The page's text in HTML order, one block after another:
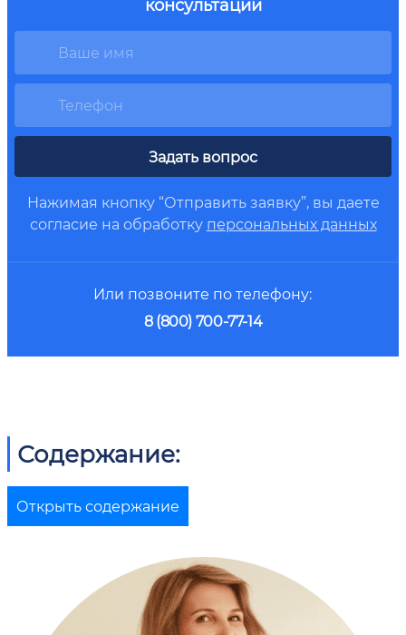
консультации
Задать вопрос
Нажимая кнопку “Отправить заявку”, вы даете
согласие на обработку персональных данных
Или позвоните по телефону:
8 (800) 700-77-14
Содержание:
Открыть содержание